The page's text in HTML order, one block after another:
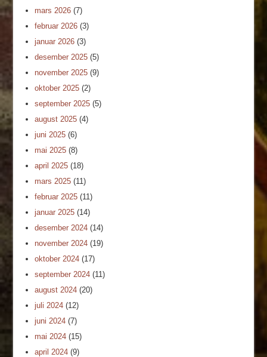
mars 2026 (7)
februar 2026 (3)
januar 2026 (3)
desember 2025 (5)
november 2025 (9)
oktober 2025 (2)
september 2025 (5)
august 2025 (4)
juni 2025 (6)
mai 2025 (8)
april 2025 (18)
mars 2025 (11)
februar 2025 (11)
januar 2025 (14)
desember 2024 (14)
november 2024 (19)
oktober 2024 (17)
september 2024 (11)
august 2024 (20)
juli 2024 (12)
juni 2024 (7)
mai 2024 (15)
april 2024 (9)